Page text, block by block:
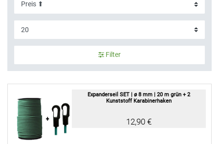
Filter
Expanderseil SET | ø 8 mm | 20 m grün + 2
Kunststoff Karabinerhaken
12,90 €